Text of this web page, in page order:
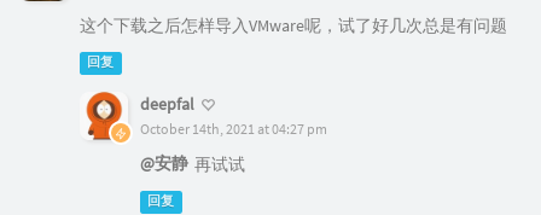
这个下载之后怎样导入VMware呢，试了好几次总是有问题
回复
deepfal
October 14th, 2021 at 04:27 pm
@安静 再试试
回复